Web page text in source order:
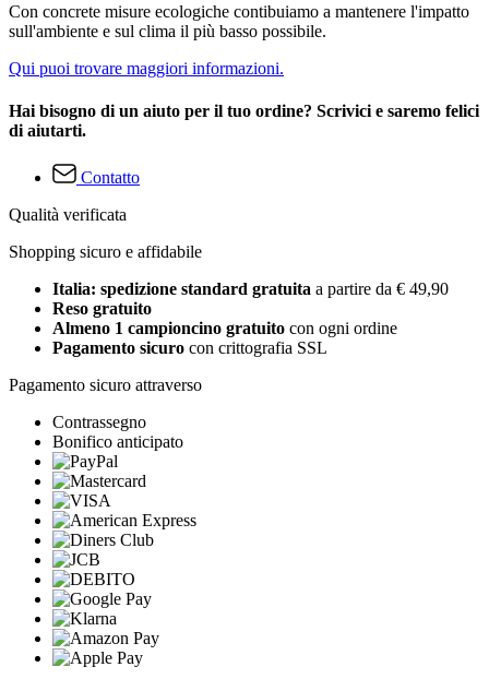
Con concrete misure ecologiche contibuiamo a mantenere l'impatto
sull'ambiente e sul clima il più basso possibile.
Qui puoi trovare maggiori informazioni.
Hai bisogno di un aiuto per il tuo ordine? Scrivici e saremo felici
di aiutarti.
Contatto
Qualità verificata
Shopping sicuro e affidabile
Italia: spedizione standard gratuita a partire da € 49,90
Reso gratuito
Almeno 1 campioncino gratuito con ogni ordine
Pagamento sicuro con crittografia SSL
Pagamento sicuro attraverso
Contrassegno
Bonifico anticipato